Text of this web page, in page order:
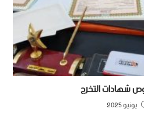
شهادات التخرج